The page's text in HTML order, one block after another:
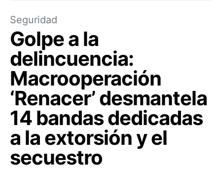
Seguridad
Golpe a la
delincuencia:
Macrooperación
‘Renacer’ desmantela
14 bandas dedicadas
a la extorsión y el
secuestro